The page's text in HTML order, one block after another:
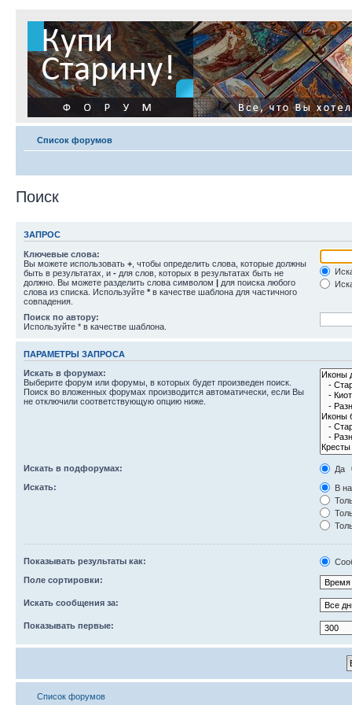
Список форумов
Поиск
ЗАПРОС
Ключевые слова:
Вы можете использовать + , чтобы определить слова, которые должны
быть в результатах, и - для слов, которых в результатах быть не
должно. Вы можете разделить слова символом | для поиска любого
слова из списка. Используйте * в качестве шаблона для частичного
совпадения.
Поиск по автору:
Используйте * в качестве шаблона.
ПАРАМЕТРЫ ЗАПРОСА
Искать в форумах:
Выберите форум или форумы, в которых будет произведен поиск.
Поиск во вложенных форумах производится автоматически, если Вы
не отключили соответствующую опцию ниже.
Искать в подфорумах:
Да
Искать:
В
Показывать результаты как:
Поле сортировки:
Искать сообщения за:
Показывать первые:
Список форумов